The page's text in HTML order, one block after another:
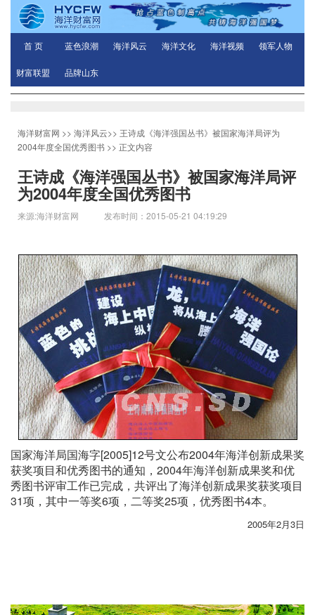
首 页 蓝色浪潮 海洋风云 海洋文化 海洋视频 领军人物
财富联盟 品牌山东
海洋财富网 >> 海洋风云>> 王诗成《海洋强国丛书》被国家海洋局评为
2004年度全国优秀图书 >> 正文内容
王诗成《海洋强国丛书》被国家海洋局评
为2004年度全国优秀图书
来源:海洋财富网 发布时间：2015-05-21 04:19:29
国家海洋局国海字[2005]12号文公布2004年海洋创新成果奖
获奖项目和优秀图书的通知，2004年海洋创新成果奖和优
秀图书评审工作已完成，共评出了海洋创新成果奖获奖项目
31项，其中一等奖6项，二等奖25项，优秀图书4本。
2005年2月3日